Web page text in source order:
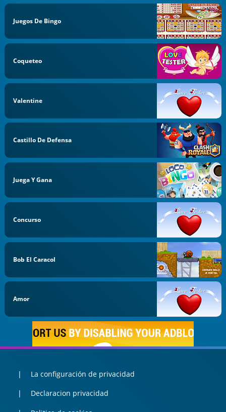
Juegos De Bingo
Coqueteo
Valentine
Castillo De Defensa
Juega Y Gana
Concurso
Bob El Caracol
Amor
La configuración de privacidad
Declaracion privacidad